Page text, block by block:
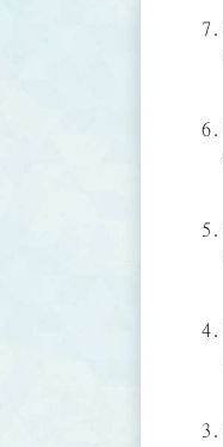
7.
6.
5.
4.
3.